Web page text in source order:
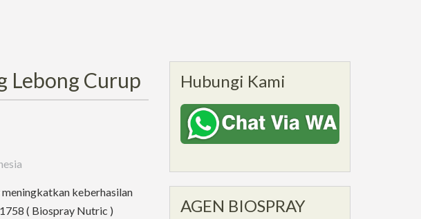
Lebong Curup
keberhasilan
( Biospray Nutric )
Hubungi Kami
AGEN BIOSPRAY